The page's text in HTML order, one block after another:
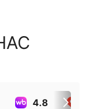
4.8